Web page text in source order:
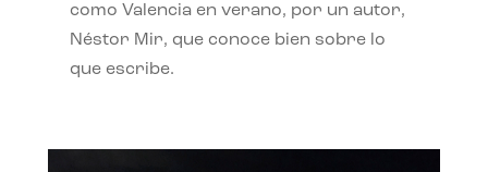
como Valencia en verano, por un autor,
Néstor Mir, que conoce bien sobre lo
que escribe.